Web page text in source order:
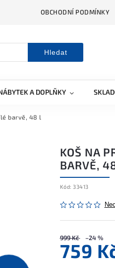
OBCHODNÍ PODMÍNKY
Hledat
A DOPLŇKY
barvě, 48 l
KOŠ NA
BARVĚ,
Kód: 33413
999 Kč –24 %
759